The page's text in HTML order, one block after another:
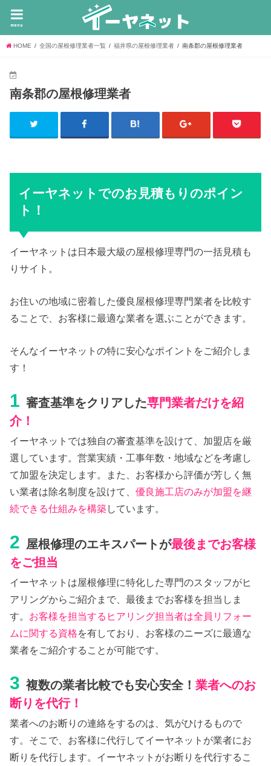
menu
HOME 全国の屋根修理業者一覧 福井県の屋根修理業者 南条郡の屋根修理業者
南条郡の屋根修理業者
イーヤネットでのお見積もりのポイン
ト！
イーヤネットは日本最大級の屋根修理専門の一括見積も
りサイト。
お住いの地域に密着した優良屋根修理専門業者を比較す
ることで、お客様に最適な業者を選ぶことができます。
そんなイーヤネットの特に安心なポイントをご紹介しま
す！
1 審査基準をクリアした専門業者だけを紹
介！
イーヤネットでは独自の審査基準を設けて、加盟店を厳
選しています。営業実績・工事年数・地域などを考慮し
て加盟を決定します。また、お客様から評価が芳しく無
い業者は除名制度を設けて、優良施工店のみが加盟を継
続できる仕組みを構築しています。
2 屋根修理のエキスパートが最後までお客様
をご担当
イーヤネットは屋根修理に特化した専門のスタッフがヒ
アリングからご紹介まで、最後までお客様を担当しま
す。 お客様を担当するヒアリング担当者は全員リフォー
ムに関する資格を有しており、お客様のニーズに最適な
業者をご紹介することが可能です。
3 複数の業者比較でも安心安全！業者へのお
断りを代行！
業者へのお断りの連絡をするのは、気がひけるもので
す。そこで、お客様に代行してイーヤネットが業者にお
断りを代行します。イーヤネットがお断りを代行するこ